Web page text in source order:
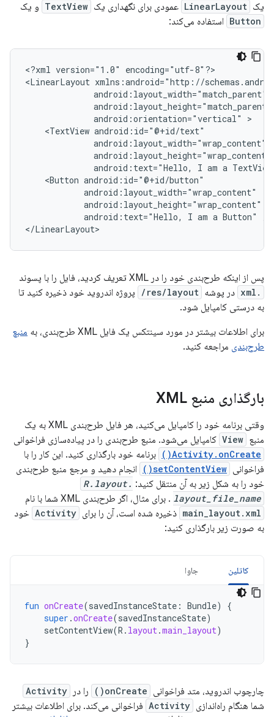
یک LinearLayout عمودی برای نگهداری یک TextView و یک
Button استفاده می‌کند:
<?xml version="1.0"
encoding="utf-8"?>
<LinearLayout
android:orientation="vertical"
<TextView
android:text="Hello,
I am a
<Button
android:text="Hello,
I am a Button"
</LinearLayout>
پس از اینکه طرح‌بندی خود را در XML تعریف کردید، فایل را با پسوند
.xml در پوشه res/layout/
پروژه اندروید خود ذخیره کنید تا
به درستی کامپایل شود.
برای اطلاعات بیشتر در مورد سینتکس یک فایل XML طرح‌بندی، به
منبع
طرح‌بندی مراجعه کنید.
بارگذاری منبع XML
وقتی برنامه خود را کامپایل می‌کنید، هر فایل طرح‌بندی XML به یک
منبع View کامپایل می‌شود. منبع طرح‌بندی را در پیاده‌سازی فراخوانی
Activity.onCreate()
برنامه خود بارگذاری کنید. این کار را با
فراخوانی setContentView()
انجام دهید و مرجع منبع طرح‌بندی
خود را به شکل زیر به آن منتقل کنید: R.layout.
layout_file_name . برای مثال، اگر طرح‌بندی XML شما با نام
main_layout.xml ذخیره شده است، آن را برای Activity خود
به صورت زیر بارگذاری کنید:
کاتلین جاوا
fun onCreate(savedInstanceState : Bundle)
{
super .onCreate(savedInstanceState)
setContentView(R . layout.main_layout)
}
چارچوب اندروید، متد فراخوانی onCreate() را در Activity
شما هنگام راه‌اندازی Activity فراخوانی می‌کند. برای اطلاعات بیشتر